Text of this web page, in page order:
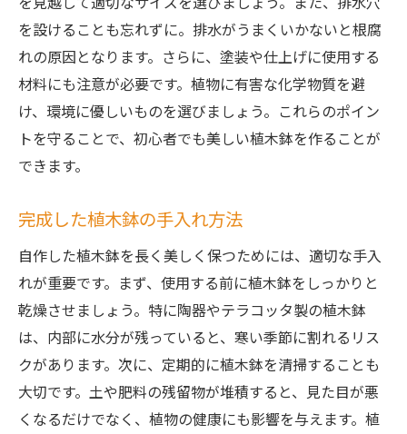
を設けることも忘れずに。排水がうまくいかないと根腐
れの原因となります。さらに、塗装や仕上げに使用する
材料にも注意が必要です。植物に有害な化学物質を避
け、環境に優しいものを選びましょう。これらのポイン
トを守ることで、初心者でも美しい植木鉢を作ることが
できます。
完成した植木鉢の手入れ方法
自作した植木鉢を長く美しく保つためには、適切な手入
れが重要です。まず、使用する前に植木鉢をしっかりと
乾燥させましょう。特に陶器やテラコッタ製の植木鉢
は、内部に水分が残っていると、寒い季節に割れるリス
クがあります。次に、定期的に植木鉢を清掃することも
大切です。土や肥料の残留物が堆積すると、見た目が悪
くなるだけでなく、植物の健康にも影響を与えます。植